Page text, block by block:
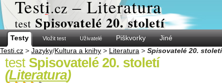
Testi.cz – Literatura
test Spisovatelé 20. století
Testy Vložit test Uživatelé Piškvorky
Jiné
Testi.cz > Jazyky/Kultura a knihy > Literatura > Spisovatelé 20. století
test Spisovatelé 20. století
(Literatura)